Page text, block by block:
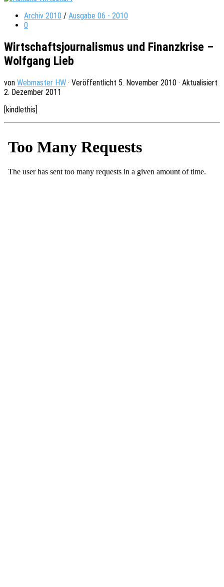
Archiv 2010 / Ausgabe 06 - 2010
0
Wirtschaftsjournalismus und Finanzkrise –
Wolfgang Lieb
von Webmaster HW · Veröffentlicht 5. November 2010 · Aktualisiert
2. Dezember 2011
[kindle­this]